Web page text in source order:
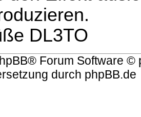
DL3TO
® Forum Software ©
durch phpBB.de